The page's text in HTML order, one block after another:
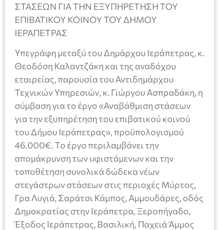
ΣΤΑΣΕΩΝ ΓΙΑ ΤΗΝ ΕΞΥΠΗΡΕΤΗΣΗ ΤΟΥ
ΕΠΙΒΑΤΙΚΟΥ ΚΟΙΝΟΥ ΤΟΥ ΔΗΜΟΥ
ΙΕΡΑΠΕΤΡΑΣ
Υπεγράφη μεταξύ του Δημάρχου Ιεράπετρας, κ.
Θεοδόση Καλαντζάκη και της αναδόχου
εταιρείας, παρουσία του Αντιδημάρχου
Τεχνικών Υπηρεσιών, κ. Γιώργου Ασπραδάκη, η
σύμβαση για το έργο «Αναβάθμιση στάσεων
για την εξυπηρέτηση του επιβατικού κοινού
του Δήμου Ιεράπετρας», προϋπολογισμού
46.000€. Το έργο περιλαμβάνει την
απομάκρυνση των υφιστάμενων και την
τοποθέτηση συνολικά δώδεκα νέων
στεγάστρων στάσεων στις περιοχές Μύρτος,
Γρα Λυγιά, Σαράτσι Κάμπος, Αμμουδάρες, οδός
Δημοκρατίας στην Ιεράπετρα, Ξεροπήγαδο,
Έξοδος Ιεράπετρας, Βασιλική, Παχειά Άμμος